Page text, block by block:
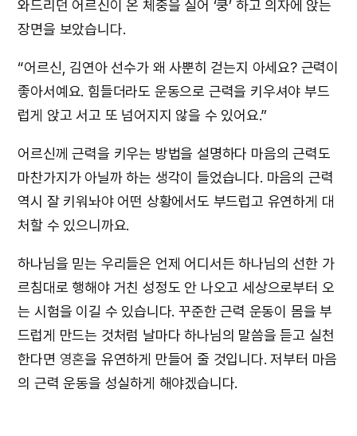
와드리던 어르신이 온 체중을 실어 ‘쿵’ 하고 의자에 앉는
장면을 보았습니다.
“어르신, 김연아 선수가 왜 사뿐히 걷는지 아세요? 근력이
좋아서예요. 힘들더라도 운동으로 근력을 키우셔야 부드
럽게 앉고 서고 또 넘어지지 않을 수 있어요.”
어르신께 근력을 키우는 방법을 설명하다 마음의 근력도
마찬가지가 아닐까 하는 생각이 들었습니다. 마음의 근력
역시 잘 키워놔야 어떤 상황에서도 부드럽고 유연하게 대
처할 수 있으니까요.
하나님을 믿는 우리들은 언제 어디서든 하나님의 선한 가
르침대로 행해야 거친 성정도 안 나오고 세상으로부터 오
는 시험을 이길 수 있습니다. 꾸준한 근력 운동이 몸을 부
드럽게 만드는 것처럼 날마다 하나님의 말씀을 듣고 실천
한다면 영혼을 유연하게 만들어 줄 것입니다. 저부터 마음
의 근력 운동을 성실하게 해야겠습니다.